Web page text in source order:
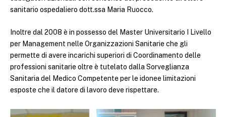
sanitario ospedaliero dott.ssa Maria Ruocco.
Inoltre dal 2008 è in possesso del Master Universitario I Livello
per Management nelle Organizzazioni Sanitarie che gli
permette di avere incarichi superiori di Coordinamento delle
professioni sanitarie oltre è tutelato dalla Sorveglianza
Sanitaria del Medico Competente per le idonee limitazioni
esposte che il datore di lavoro deve rispettare.